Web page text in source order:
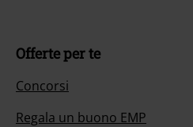
Offerte per te
Concorsi
Regala un buono EMP